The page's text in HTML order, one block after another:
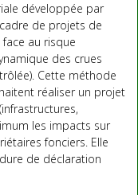
développée par
de projets de
au risque
des crues
Cette méthode
réaliser un projet
les impacts sur
fonciers. Elle
de déclaration